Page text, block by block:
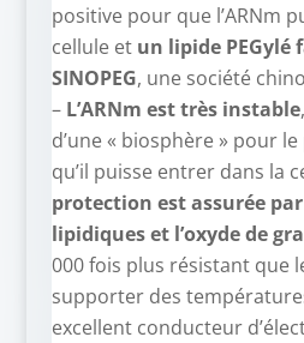
positive pour que l’ARNm
cellule et un lipide PEGylé
SINOPEG, une société
– L’ARNm est très instable
d’une « biosphère » pour
qu’il puisse entrer dans la
protection est assurée
lipidiques et l’oxyde de
000 fois plus résistant que
supporter des
excellent conducteur